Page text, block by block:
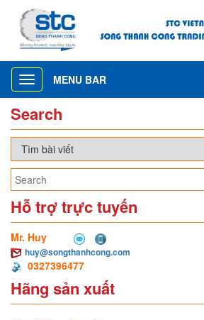
Toggle
navigation
MENU BAR
Search
Hỗ trợ trực tuyến
Mr. Huy
huy@songthanhcong.com
0327396477
Hãng sản xuất